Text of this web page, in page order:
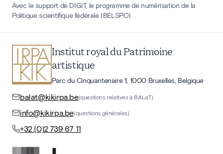
Avec le support de DIGIT, le programme de numérisation de la
Politique scientifique fédérale (BELSPO)
Institut royal du Patrimoine
artistique
Parc du Cinquantenaire 1, 1000 Bruxelles, Belgique
balat@kikirpa.be(questions relatives à BALaT)
info@kikirpa.be(questions générales)
+32 (0)2 739 67 11